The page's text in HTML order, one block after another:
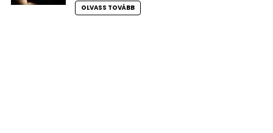
OLVASS TOVÁBB